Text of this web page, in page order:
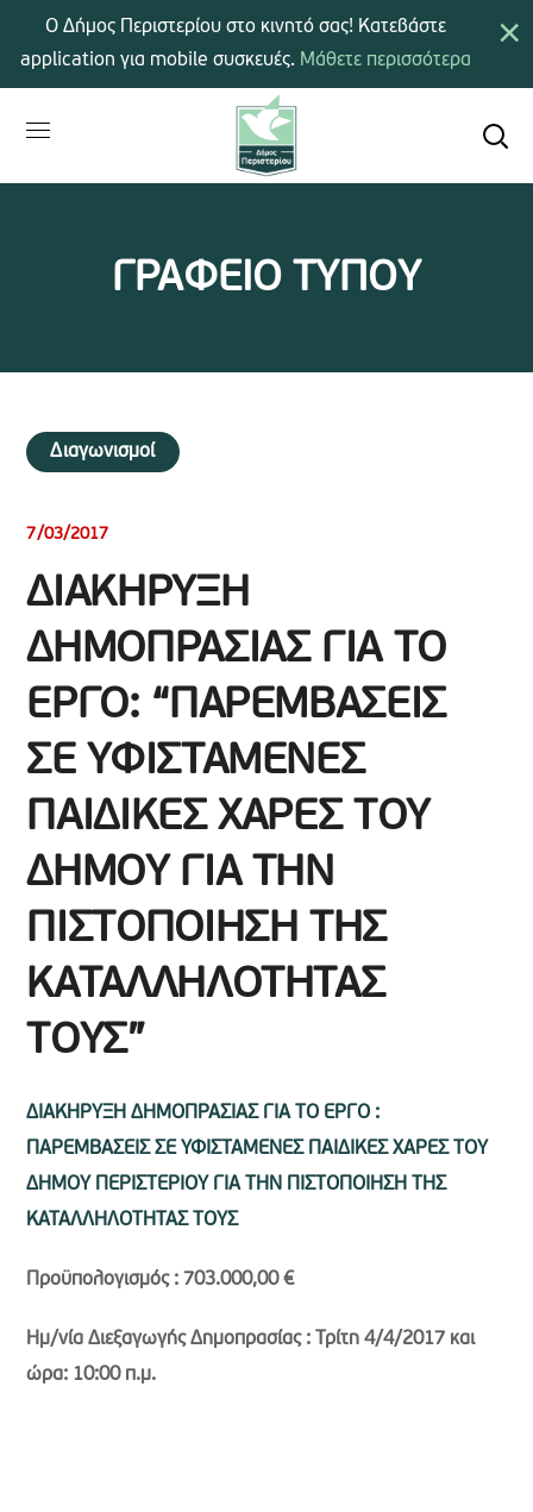
ΓΡΑΦΕΙΟ ΤΥΠΟΥ
Διαγωνισμοί
7/03/2017
ΔΙΑΚΗΡΥΞΗ
ΔΗΜΟΠΡΑΣΙΑΣ ΓΙΑ ΤΟ
ΕΡΓΟ: “ΠΑΡΕΜΒΑΣΕΙΣ
ΣΕ ΥΦΙΣΤΑΜΕΝΕΣ
ΠΑΙΔΙΚΕΣ ΧΑΡΕΣ ΤΟΥ
ΔΗΜΟΥ ΓΙΑ ΤΗΝ
ΠΙΣΤΟΠΟΙΗΣΗ ΤΗΣ
ΚΑΤΑΛΛΗΛΟΤΗΤΑΣ
ΤΟΥΣ”
ΔΙΑΚΗΡΥΞΗ ΔΗΜΟΠΡΑΣΙΑΣ ΓΙΑ ΤΟ ΕΡΓΟ :
ΠΑΡΕΜΒΑΣΕΙΣ ΣΕ ΥΦΙΣΤΑΜΕΝΕΣ ΠΑΙΔΙΚΕΣ ΧΑΡΕΣ ΤΟΥ
ΔΗΜΟΥ ΠΕΡΙΣΤΕΡΙΟΥ ΓΙΑ ΤΗΝ ΠΙΣΤΟΠΟΙΗΣΗ ΤΗΣ
ΚΑΤΑΛΛΗΛΟΤΗΤΑΣ ΤΟΥΣ
Προϋπολογισμός : 703.000,00 €
Ημ/νία Διεξαγωγής Δημοπρασίας : Τρίτη 4/4/2017 και
ώρα: 10:00 π.μ.
×
Ο Δήμος Περιστερίου στο κινητό σας! Κατεβάστε
application για mobile συσκευές. Μάθετε περισσότερα